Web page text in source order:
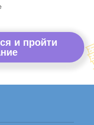
и пройти